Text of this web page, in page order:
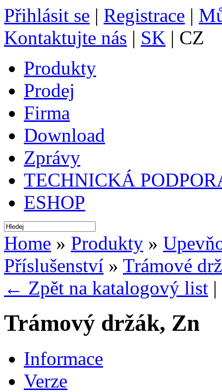
Přihlásit se | Registrace |
Kontaktujte nás | SK | CZ
Produkty
Prodej
Firma
Download
Zprávy
TECHNICKÁ
ESHOP
Home » Produkty »
Příslušenství » Trámové
← Zpět na katalogový list |
Trámový držák, Zn
Informace
Verze